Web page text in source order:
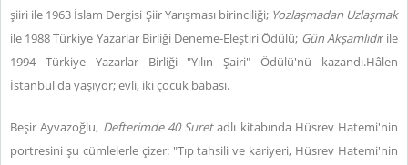
şiiri ile 1963 İslam Dergisi Şiir Yarışması birinciliği; Yozlaşmadan Uzlaşmak
ile 1988 Türkiye Yazarlar Birliği Deneme-Eleştiri Ödülü; Gün Akşamlıdır ile
1994 Türkiye Yazarlar Birliği "Yılın Şairi" Ödülü'nü kazandı.Hâlen
İstanbul'da yaşıyor; evli, iki çocuk babası.
Beşir Ayvazoğlu, Defterimde 40 Suretadlı kitabında Hüsrev Hatemi'nin
portresini şu cümlelerle çizer: "Tıp tahsili ve kariyeri, Hüsrev Hatemi'nin